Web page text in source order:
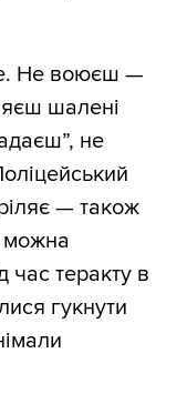
Не воюєш —
шалені
не
— також
можна
час теракту в
гукнути